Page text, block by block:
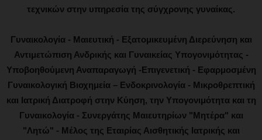
τεχνικών στην υπηρεσία της σύγχρονης γυναίκας.
Γυναικολογία - Μαιευτική - Εξατομικευμένη Διερεύνηση και
Αντιμετώπιση Ανδρικής και Γυναικείας Υπογονιμότητας -
Υποβοηθούμενη Αναπαραγωγή -Επιγενετική - Εφαρμοσμένη
Γυναικολογική Βιοχημεία – Ενδοκρινολογία - Μικροθρεπτική
και Ιατρική Διατροφή στην Κύηση, την Υπογονιμότητα και τη
Γυναικολογία - Συνεργάτης Μαιευτηρίων "Μητέρα" και
"Λητώ" - Μέλος της Εταιρίας Αισθητικής Ιατρικής και